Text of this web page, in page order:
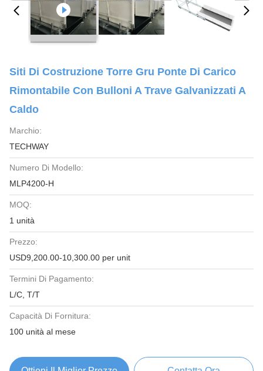
Siti Di Costruzione Torre Gru Ponte Di Carico
Rimontabile Con Bulloni A Trave Galvanizzati A
Caldo
Marchio:
TECHWAY
Numero Di Modello:
MLP4200-H
MOQ:
1 unità
Prezzo:
USD9,200.00-10,300.00 per unit
Termini Di Pagamento:
L/C, T/T
Capacità Di Fornitura:
100 unità al mese